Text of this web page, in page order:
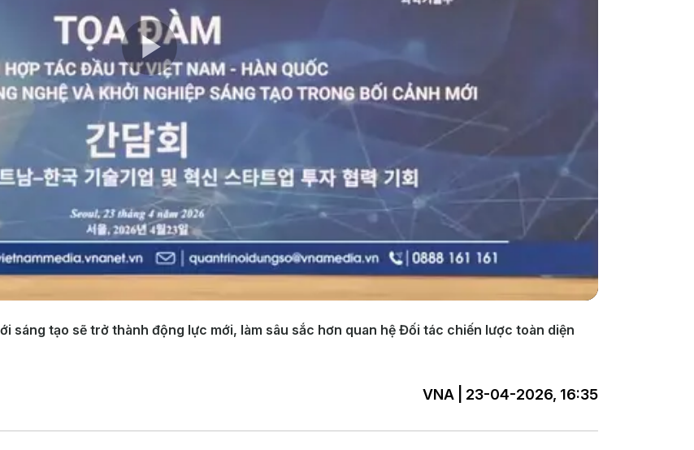
Play
Video
sáng tạo sẽ trở thành động lực mới, làm sâu sắc hơn quan hệ Đối tác chiến lược toàn diện
VNA | 23-04-2026, 16:35